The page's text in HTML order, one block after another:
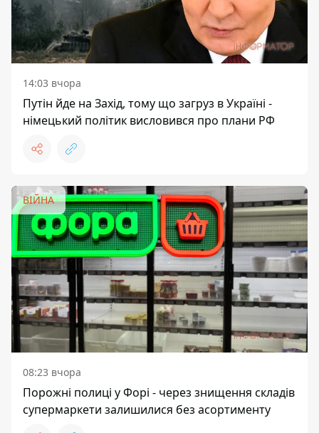
14:03 вчора
Путін йде на Захід, тому що загруз в Україні -
німецький політик висловився про плани РФ
ВІЙНА
08:23 вчора
Порожні полиці у Форі - через знищення складів
супермаркети залишилися без асортименту